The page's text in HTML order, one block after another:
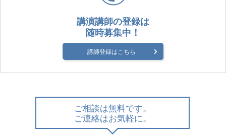
講演講師の登録は
随時募集中！
講師登録はこちら
ご相談は無料です。
ご連絡はお気軽に。